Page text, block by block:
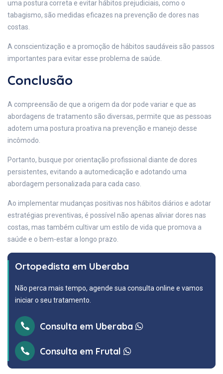
uma postura correta e evitar hábitos prejudiciais, como o
tabagismo, são medidas eficazes na prevenção de dores nas
costas.
A conscientização e a promoção de hábitos saudáveis são passos
importantes para evitar esse problema de saúde.
Conclusão
A compreensão de que a origem da dor pode variar e que as
abordagens de tratamento são diversas, permite que as pessoas
adotem uma postura proativa na prevenção e manejo desse
incômodo.
Portanto, busque por orientação profissional diante de dores
persistentes, evitando a automedicação e adotando uma
abordagem personalizada para cada caso.
Ao implementar mudanças positivas nos hábitos diários e adotar
estratégias preventivas, é possível não apenas aliviar dores nas
costas, mas também cultivar um estilo de vida que promova a
saúde e o bem-estar a longo prazo.
Ortopedista em Uberaba
Não perca mais tempo, agende sua consulta online e vamos
iniciar o seu tratamento.
Consulta em Uberaba
Consulta em Frutal